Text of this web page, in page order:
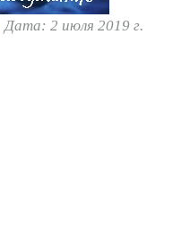
Дата: 2 июля 2019 г.